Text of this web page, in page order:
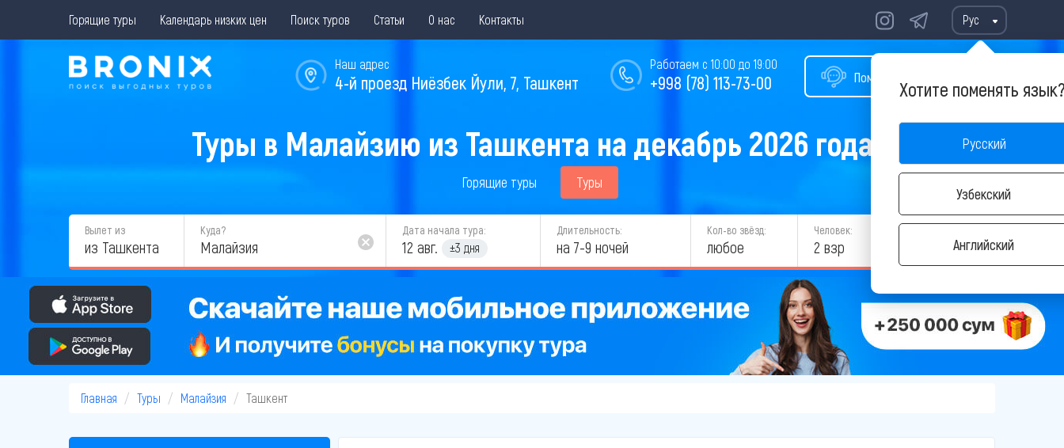
Горящие туры Календарь низких цен Поиск туров Статьи О нас Контакты Рус
Хотите поменять
Русский
Узбекский
Английский
Помощь в подборе тура
Работаем с 10:00 до 19:00
+998 (78) 113-73-00
Наш адрес
4-й проезд Ниёзбек Йули, 7, Ташкент
Туры в Малайзию из Ташкента на декабрь 2026 года
Горящие туры Туры
Вылет из
из Ташкента
Куда? Дата начала тура:
12 авг. ±3 дня
Длительность:
на 7-9 ночей
Кол-во звёзд:
любое
Человек:
2 взр НАЙТИ
Главная Туры Малайзия Ташкент